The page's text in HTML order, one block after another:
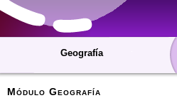
Geografía
Módulo Geografía